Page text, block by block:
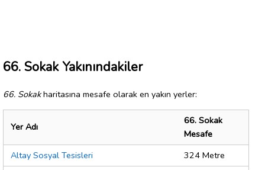
66. Sokak Yakınındakiler
66. Sokakharitasına mesafe olarak en yakın yerler:
Yer Adı
66. Sokak
Mesafe
Altay Sosyal Tesisleri
324 Metre